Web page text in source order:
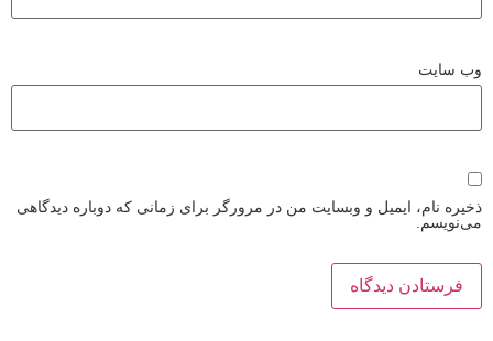
وب‌ سایت
ذخیره نام، ایمیل و وبسایت من در مرورگر برای زمانی که دوباره دیدگاهی
می‌نویسم.